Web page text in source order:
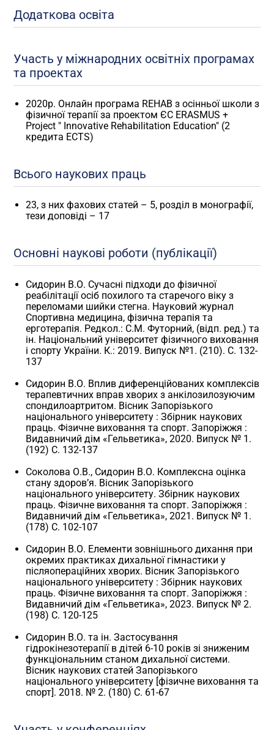
Додаткова освіта
Участь у міжнародних освітніх програмах
та проектах
2020р. Онлайн програма REHAB з осінньої школи з
фізичної терапії за проектом ЄС ERASMUS +
Project ″ Innovative Rehabilitation Education″ (2
кредита ECTS)
Всього наукових праць
23, з них фахових статей – 5, розділ в монографії,
тези доповіді – 17
Основні наукові роботи (публікації)
Сидорин В.О. Сучасні підходи до фізичної
реабілітації осіб похилого та старечого віку з
переломами шийки стегна. Науковий журнал
Спортивна медицина, фізична терапія та
ерготерапія. Редкол.: С.М. Футорний, (відп. ред.) та
ін. Національний університет фізичного виховання
і спорту України. К.: 2019. Випуск №1. (210). С. 132-
137
Сидорин В.О. Вплив диференційованих комплексів
терапевтичних вправ хворих з анкілозилозуючим
спондилоартритом. Вісник Запорізького
національного університету : Збірник наукових
праць. Фізичне виховання та спорт. Запоріжжя :
Видавничий дім «Гельветика», 2020. Випуск № 1.
(192) С. 132-137
Соколова О.В., Сидорин В.О. Комплексна оцінка
стану здоров’я. Вісник Запорізького
національного університету. Збірник наукових
праць. Фізичне виховання та спорт. Запоріжжя :
Видавничий дім «Гельветика», 2021. Випуск № 1.
(178) С. 102-107
Сидорин В.О. Елементи зовнішнього дихання при
окремих практиках дихальної гімнастики у
післяопераційних хворих. Вісник Запорізького
національного університету : Збірник наукових
праць. Фізичне виховання та спорт. Запоріжжя :
Видавничий дім «Гельветика», 2023. Випуск № 2.
(198) С. 120-125
Сидорин В.О. та ін. Застосування
гідрокінезотерапії в дітей 6-10 років зі зниженим
функціональним станом дихальної системи.
Вісник наукових статей Запорізького
національного університету [фізичне виховання та
спорт]. 2018. № 2. (180) С. 61-67